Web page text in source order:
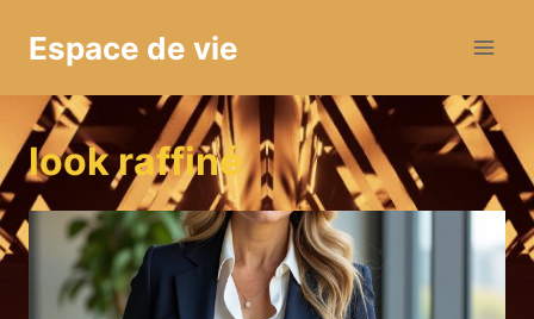
Espace de vie
look raffiné